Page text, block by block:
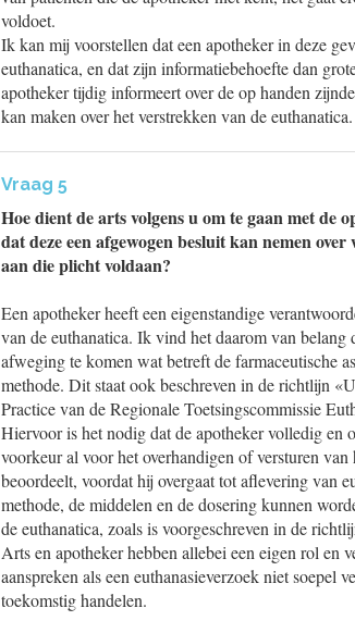
voldoet.
Ik kan mij voorstellen dat een apotheker in deze
euthanatica, en dat zijn informatiebehoefte dan
apotheker tijdig informeert over de op handen
kan maken over het verstrekken van de euthanatica.
Vraag 5
Hoe dient de arts volgens u om te gaan met de
dat deze een afgewogen besluit kan nemen
aan die plicht voldaan?
Een apotheker heeft een eigenstandige
van de euthanatica. Ik vind het daarom van
afweging te komen wat betreft de farmaceutische
methode. Dit staat ook beschreven in de richtlijn
Practice van de Regionale Toetsingscommissie
Hiervoor is het nodig dat de apotheker volledig en
voorkeur al voor het overhandigen of versturen
beoordeelt, voordat hij overgaat tot aflevering van
methode, de middelen en de dosering kunnen
de euthanatica, zoals is voorgeschreven in de
Arts en apotheker hebben allebei een eigen rol en
aanspreken als een euthanasieverzoek niet soepel
toekomstig handelen.